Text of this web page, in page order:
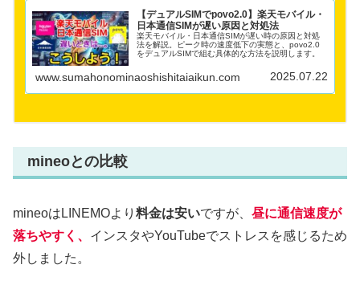
【デュアルSIMでpovo2.0】楽天モバイル・
日本通信SIMが遅い原因と対処法
楽天モバイル・日本通信SIMが遅い時の原因と対処
法を解説。ピーク時の速度低下の実態と、povo2.0
をデュアルSIMで組む具体的な方法を説明します。
www.sumahonominaoshishitaiaikun.com 2025.07.22
mineoとの比較
mineoはLINEMOより 料金は安いですが、 昼に通信速度が
落ちやすく、 インスタやYouTubeでストレスを感じるため
外しました。